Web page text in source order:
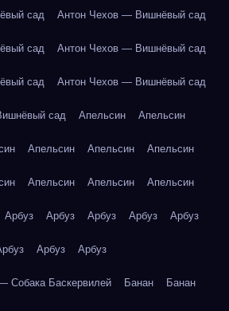
сад Антон Чехов — Вишнёвый сад
сад Антон Чехов — Вишнёвый сад
сад Антон Чехов — Вишнёвый сад
сад Апельсин Апельсин
Апельсин Апельсин Апельсин
Апельсин Апельсин Апельсин
Арбуз Арбуз Арбуз Арбуз Арбуз
Арбуз Арбуз
Собака Баскервилей Банан Банан